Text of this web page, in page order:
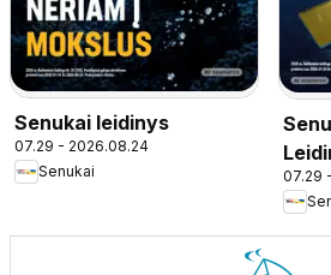
Senukai leidinys
07.29 - 2026.08.24
Senukai
07.29